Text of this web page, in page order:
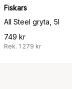
Fiskars
All Steel gryta, 5l
749 kr
Rek. 1 279 kr